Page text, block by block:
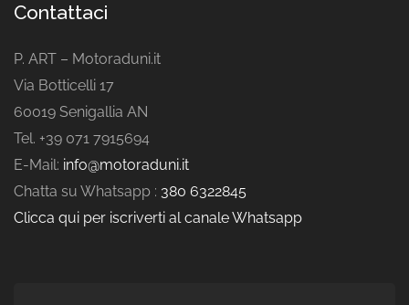
Contattaci
P. ART – Motoraduni.it
Via Botticelli 17
60019 Senigallia AN
Tel. +39 071 7915694
E-Mail: info@motoraduni.it
Chatta su Whatsapp : 380 6322845
Clicca qui per iscriverti al canale Whatsapp